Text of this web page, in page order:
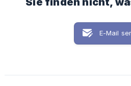
E-Mail